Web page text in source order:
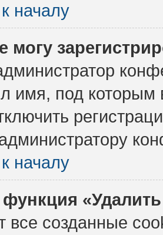
началу
могу
имя, под которым
началу
функция
все созданные